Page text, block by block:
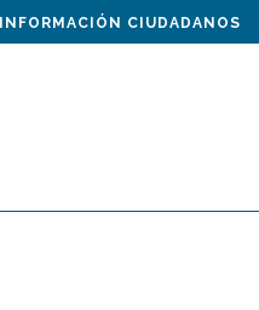
INFORMACIÓN CIUDADANOS